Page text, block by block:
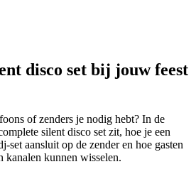
disco set bij jouw feest
of zenders je nodig hebt? In de
silent disco set zit, hoe je een
set aansluit op de zender en hoe gasten
kanalen kunnen wisselen.